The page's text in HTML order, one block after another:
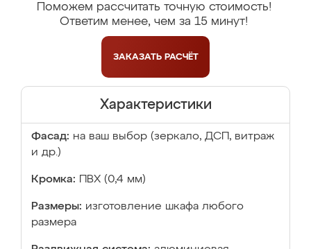
Поможем рассчитать точную стоимость!
Ответим менее, чем за 15 минут!
ЗАКАЗАТЬ РАСЧЁТ
Характеристики
Фасад: на ваш выбор (зеркало, ДСП, витраж
и др.)
Кромка: ПВХ (0,4 мм)
Размеры: изготовление шкафа любого
размера